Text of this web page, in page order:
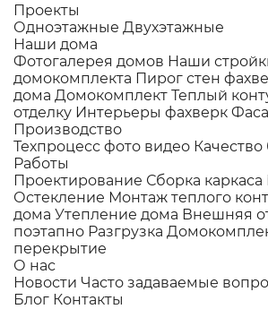
Проекты
Одноэтажные Двухэтажные
Наши дома
Фотогалерея домов Наши
домокомплекта Пирог стен
дома Домокомплект Теплый
отделку Интерьеры фахверк
Производство
Техпроцесс фото видео Качество
Работы
Проектирование Сборка каркаса
Остекление Монтаж теплого
дома Утепление дома Внешняя
поэтапно Разгрузка
перекрытие
О нас
Новости Часто задаваемые
Блог Контакты